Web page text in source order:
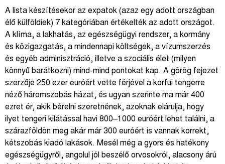
A lista készítésekor az expatok (azaz egy adott országban
élő külföldiek) 7 kategóriában értékelték az adott országot.
A klíma, a lakhatás, az egészségügyi rendszer, a kormány
és közigazgatás, a mindennapi költségek, a vízumszerzés
és egyéb adminisztráció, illetve a szociális élet (milyen
könnyű barátkozni) mind-mind pontokat kap. A görög fejezet
szerzője 250 ezer euróért vette férjével a korfui tengerre
néző háromszobás házat, és ugyan szerinte ma már 400
ezret ér, akik bérelni szeretnének, azoknak elárulja, hogy
ilyet tengeri kilátással havi 800–1000 euróért lehet találni, a
szárazföldön meg akár már 300 euróért is vannak korrekt,
kétszobás kiadó lakások. Mesél még a gyors és hatékony
egészségügyről, angolul jól beszélő orvosokról, alacsony árú